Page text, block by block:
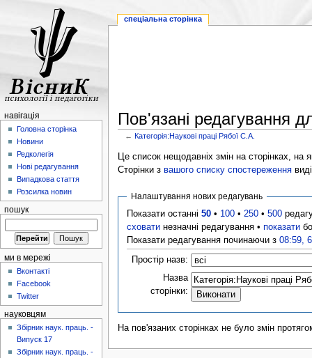
Пов'язані редагування
←Категорія:Наукові праці Рябої С.А.
Це список нещодавніх змін на сторінках, на
Сторінки з вашого списку спостереження
Налаштування нових редагувань
Показати останні50 • 100 • 250 •500
сховати незначні редагування •показати
Показати редагування починаючи з08:59,
Простір назв:
Назва
сторінки:
На пов'язаних сторінках не було змін
спеціальна сторінка
навігація
Головна сторінка
Новини
Редколегія
Нові редагування
Випадкова стаття
Розсилка новин
пошук
ми в мережі
Вконтакті
Facebook
Twitter
науковцям
Збірник наук. праць. -
Випуск 17
Збірник наук. праць. -